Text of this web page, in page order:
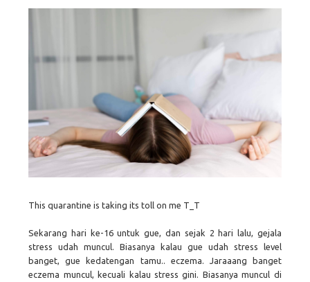
This quarantine is taking its toll on me T_T
Sekarang hari ke-16 untuk gue, dan sejak 2 hari lalu, gejala
stress udah muncul. Biasanya kalau gue udah stress level
banget, gue kedatengan tamu.. eczema. Jaraaang banget
eczema muncul, kecuali kalau stress gini. Biasanya muncul di